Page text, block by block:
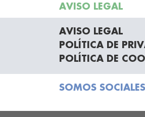
AVISO LEGAL
AVISO LEGAL
POLÍTICA DE
POLÍTICA DE
SOMOS SOCIALES